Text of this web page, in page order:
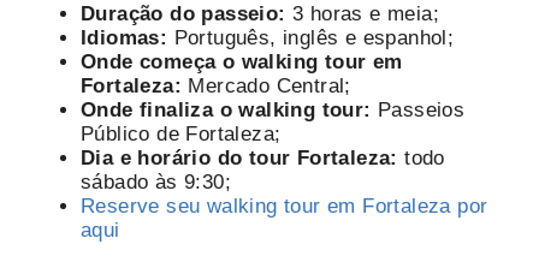
Duração do passeio: 3 horas e meia;
Idiomas: Português, inglês e espanhol;
Onde começa o walking tour em
Fortaleza: Mercado Central;
Onde finaliza o walking tour: Passeios
Público de Fortaleza;
Dia e horário do tour Fortaleza: todo
sábado às 9:30;
Reserve seu walking tour em Fortaleza por
aqui